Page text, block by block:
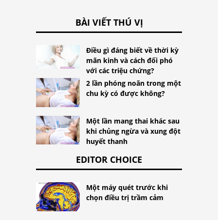
BÀI VIẾT THÚ VỊ
Điều gì đáng biết về thời kỳ
mãn kinh và cách đối phó
với các triệu chứng?
2 lần phóng noãn trong một
chu kỳ có được không?
Một lần mang thai khác sau
khi chủng ngừa và xung đột
huyết thanh
EDITOR CHOICE
Một máy quét trước khi
chọn điều trị trầm cảm